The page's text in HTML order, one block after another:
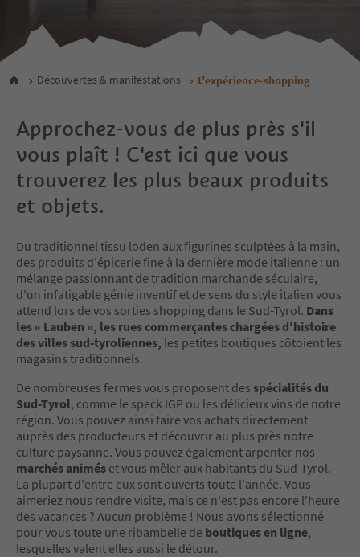
Découvertes & manifestations L'expérience-shopping
Approchez-vous de plus près s'il
vous plaît ! C'est ici que vous
trouverez les plus beaux produits
et objets.
Du traditionnel tissu loden aux figurines sculptées à la main,
des produits d'épicerie fine à la dernière mode italienne : un
mélange passionnant de tradition marchande séculaire,
d'un infatigable génie inventif et de sens du style italien vous
attend lors de vos sorties shopping dans le Sud-Tyrol. Dans
les « Lauben », les rues commerçantes chargées d'histoire
des villes sud-tyroliennes, les petites boutiques côtoient les
magasins traditionnels.
De nombreuses fermes vous proposent des spécialités du
Sud-Tyrol, comme le speck IGP ou les délicieux vins de notre
région. Vous pouvez ainsi faire vos achats directement
auprès des producteurs et découvrir au plus près notre
culture paysanne. Vous pouvez également arpenter nos
marchés animés et vous mêler aux habitants du Sud-Tyrol.
La plupart d'entre eux sont ouverts toute l'année. Vous
aimeriez nous rendre visite, mais ce n'est pas encore l'heure
des vacances ? Aucun problème ! Nous avons sélectionné
pour vous toute une ribambelle de boutiques en ligne,
lesquelles valent elles aussi le détour.